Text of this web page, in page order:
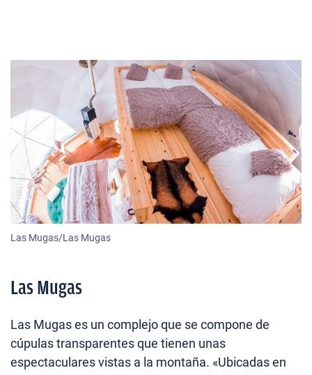
Las Mugas/Las Mugas
Las Mugas
Las Mugas es un complejo que se compone de
cúpulas transparentes que tienen unas
espectaculares vistas a la montaña. «Ubicadas en